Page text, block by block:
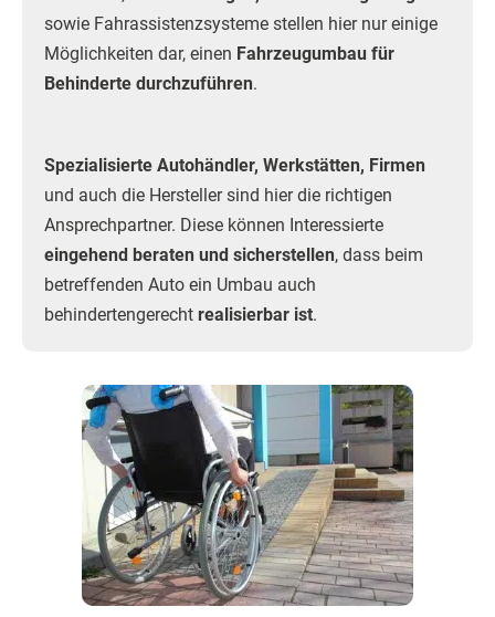
sowie Fahrassistenzsysteme stellen hier nur einige
Möglichkeiten dar, einen Fahrzeugumbau für
Behinderte durchzuführen.
Spezialisierte Autohändler, Werkstätten, Firmen
und auch die Hersteller sind hier die richtigen
Ansprechpartner. Diese können Interessierte
eingehend beraten und sicherstellen, dass beim
betreffenden Auto ein Umbau auch
behindertengerecht realisierbar ist.